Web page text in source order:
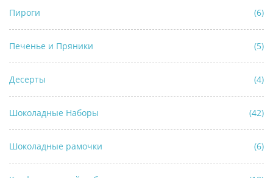
Пироги (6)
Печенье и Пряники (5)
Десерты (4)
Шоколадные Наборы (42)
Шоколадные рамочки (6)